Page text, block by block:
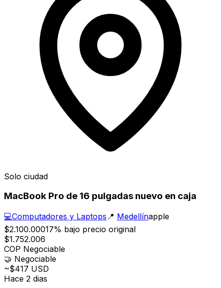
Solo ciudad
MacBook Pro de 16 pulgadas nuevo en caja
💻Computadores y Laptops 📍 Medellínapple
$2.100.00017% bajo precio original
$1.752.006
COP Negociable
🤝 Negociable
~$417 USD
Hace 2 dias